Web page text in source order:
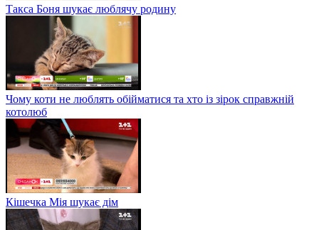
Такса Боня шукає люблячу родину
Чому коти не люблять обійматися та хто із зірок справжній
котолюб
Кішечка Мія шукає дім